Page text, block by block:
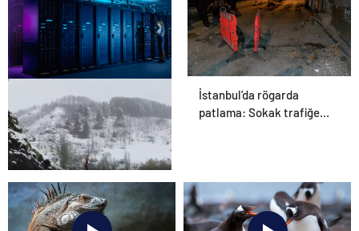
Datahost İle Güvenilir
Sunucu Hizmetleri
İstanbul’da rögarda
patlama: Sokak trafiğe
İlkbaharda kış geri döndü:
Erzurum’a lapa lapa kar
yağdı